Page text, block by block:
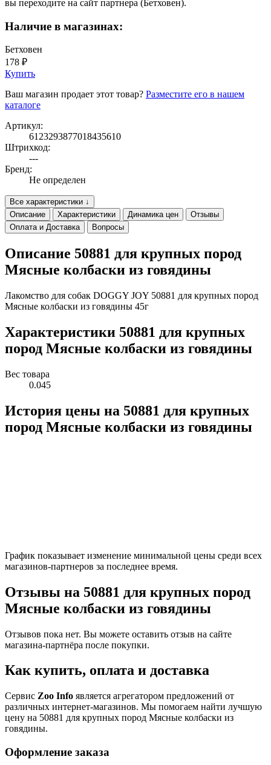
вы переходите на сайт партнера (Бетховен).
Наличие в магазинах:
Бетховен
178 ₽
Купить
Ваш магазин продает этот товар? Разместите его в нашем
каталоге
Артикул:
6123293877018435610
Штрихкод:
---
Бренд:
Не определен
Все характеристики ↓
Описание
Характеристики Динамика цен
Отзывы
Оплата и Доставка
Вопросы
Описание 50881 для крупных пород
Mясные колбаски из говядины
Лакомство для собак DOGGY JOY 50881 для крупных пород
Mясные колбаски из говядины 45г
Характеристики 50881 для крупных
пород Mясные колбаски из говядины
Вес товара
0.045
История цены на 50881 для крупных
пород Mясные колбаски из говядины
График показывает изменение минимальной цены среди всех
магазинов-партнеров за последнее время.
Отзывы на 50881 для крупных пород
Mясные колбаски из говядины
Отзывов пока нет. Вы можете оставить отзыв на сайте
магазина-партнёра после покупки.
Как купить, оплата и доставка
Сервис Zoo Info является агрегатором предложений от
различных интернет-магазинов. Мы помогаем найти лучшую
цену на 50881 для крупных пород Mясные колбаски из
говядины.
Оформление заказа